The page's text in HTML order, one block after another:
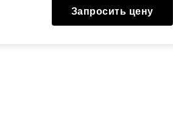
Запросить цену